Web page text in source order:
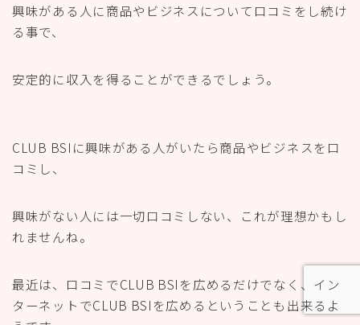
興味がある人に商品やビジネスについて口コミをし続け
る事で、
安定的に収入を得ることができるでしょう。
CLUB BSIに興味がある人がいたら商品やビジネスを口
コミし、
興味がない人には一切口コミしない、これが理想かもし
れませんね。
最近は、口コミでCLUB BSIを広めるだけでなく、イン
ターネットでCLUB BSIを広めるということも出来るよ